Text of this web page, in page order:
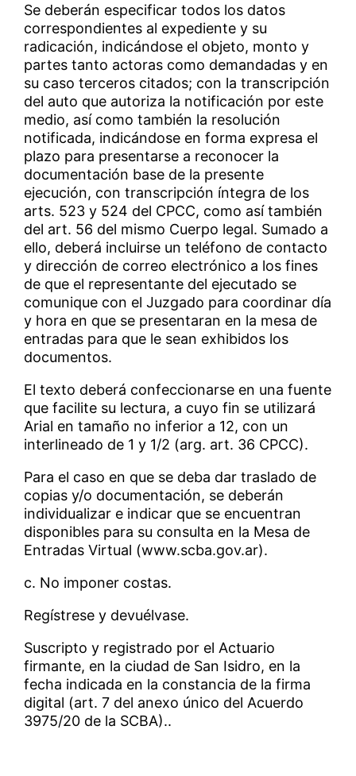
Se deberán especificar todos los datos
correspondientes al expediente y su
radicación, indicándose el objeto, monto y
partes tanto actoras como demandadas y en
su caso terceros citados; con la transcripción
del auto que autoriza la notificación por este
medio, así como también la resolución
notificada, indicándose en forma expresa el
plazo para presentarse a reconocer la
documentación base de la presente
ejecución, con transcripción íntegra de los
arts. 523 y 524 del CPCC, como así también
del art. 56 del mismo Cuerpo legal. Sumado a
ello, deberá incluirse un teléfono de contacto
y dirección de correo electrónico a los fines
de que el representante del ejecutado se
comunique con el Juzgado para coordinar día
y hora en que se presentaran en la mesa de
entradas para que le sean exhibidos los
documentos.
El texto deberá confeccionarse en una fuente
que facilite su lectura, a cuyo fin se utilizará
Arial en tamaño no inferior a 12, con un
interlineado de 1 y 1/2 (arg. art. 36 CPCC).
Para el caso en que se deba dar traslado de
copias y/o documentación, se deberán
individualizar e indicar que se encuentran
disponibles para su consulta en la Mesa de
Entradas Virtual (www.scba.gov.ar).
c. No imponer costas.
Regístrese y devuélvase.
Suscripto y registrado por el Actuario
firmante, en la ciudad de San Isidro, en la
fecha indicada en la constancia de la firma
digital (art. 7 del anexo único del Acuerdo
3975/20 de la SCBA)..